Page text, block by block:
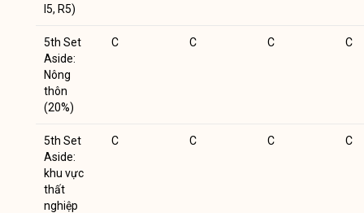
I5, R5)
5th Set
Aside:
Nông
thôn
(20%)
C C C C
5th Set
Aside:
khu vực
thất
nghiệp
C C C C